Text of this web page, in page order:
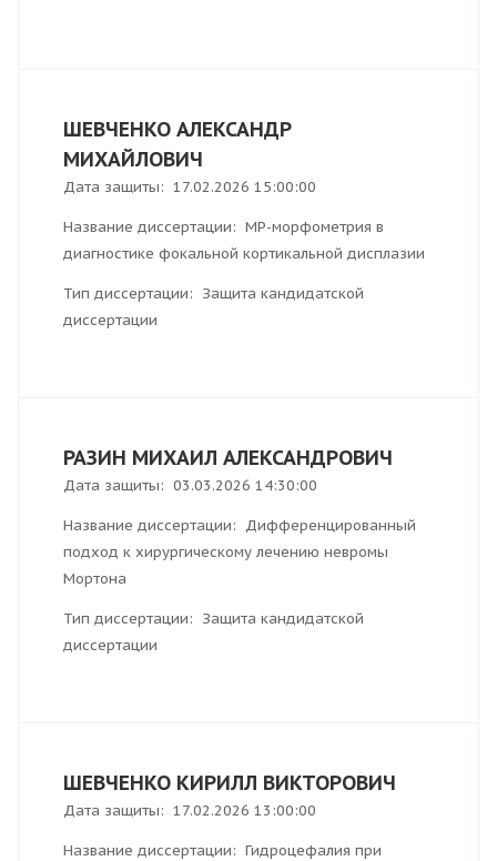
ШЕВЧЕНКО АЛЕКСАНДР
МИХАЙЛОВИЧ
Дата защиты: 17.02.2026 15:00:00
Название диссертации: МР-морфометрия в
диагностике фокальной кортикальной дисплазии
Тип диссертации: Защита кандидатской
диссертации
РАЗИН МИХАИЛ АЛЕКСАНДРОВИЧ
Дата защиты: 03.03.2026 14:30:00
Название диссертации: Дифференцированный
подход к хирургическому лечению невромы
Мортона
Тип диссертации: Защита кандидатской
диссертации
ШЕВЧЕНКО КИРИЛЛ ВИКТОРОВИЧ
Дата защиты: 17.02.2026 13:00:00
Название диссертации: Гидроцефалия при